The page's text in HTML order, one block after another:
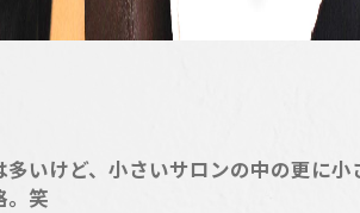
いけど、小さいサロンの中の更に小
。笑